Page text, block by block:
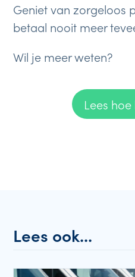
Geniet van zorgeloos
betaal nooit meer
Wil je meer weten?
Lees
Lees ook...